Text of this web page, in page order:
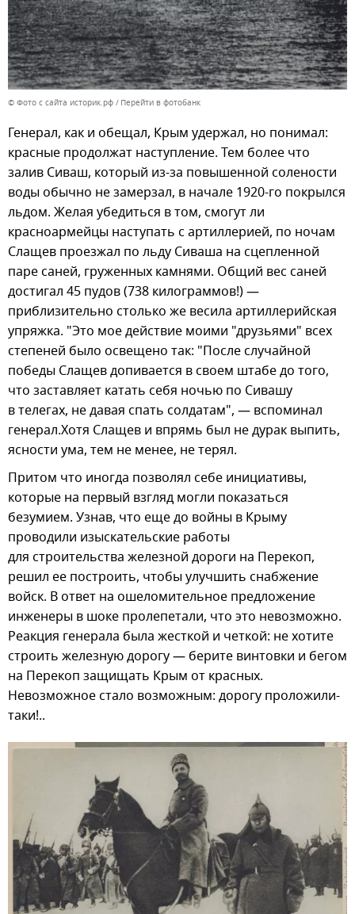
© Фото с сайта историк.рф Перейти в фотобанк
Генерал, как и обещал, Крым удержал, но понимал:
красные продолжат наступление. Тем более что
залив Сиваш, который из-за повышенной солености
воды обычно не замерзал, в начале 1920-го покрылся
льдом. Желая убедиться в том, смогут ли
красноармейцы наступать с артиллерией, по ночам
Слащев проезжал по льду Сиваша на сцепленной
паре саней, груженных камнями. Общий вес саней
достигал 45 пудов (738 килограммов!) —
приблизительно столько же весила артиллерийская
упряжка. "Это мое действие моими "друзьями" всех
степеней было освещено так: "После случайной
победы Слащев допивается в своем штабе до того,
что заставляет катать себя ночью по Сивашу
в телегах, не давая спать солдатам", — вспоминал
генерал.Хотя Слащев и впрямь был не дурак выпить,
ясности ума, тем не менее, не терял.
Притом что иногда позволял себе инициативы,
которые на первый взгляд могли показаться
безумием. Узнав, что еще до войны в Крыму
проводили изыскательские работы
для строительства железной дороги на Перекоп,
решил ее построить, чтобы улучшить снабжение
войск. В ответ на ошеломительное предложение
инженеры в шоке пролепетали, что это невозможно.
Реакция генерала была жесткой и четкой: не хотите
строить железную дорогу — берите винтовки и бегом
на Перекоп защищать Крым от красных.
Невозможное стало возможным: дорогу проложили-
таки!..